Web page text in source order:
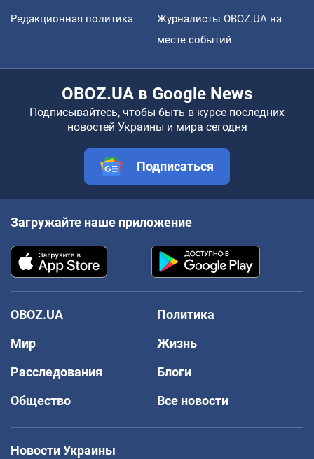
Редакционная политика
Журналисты OBOZ.UA на
месте событий
OBOZ.UA в Google News
Подписывайтесь, чтобы быть в курсе последних
новостей Украины и мира сегодня
Подписаться
Загружайте наше приложение
OBOZ.UA
Политика
Мир
Жизнь
Расследования
Блоги
Общество
Все новости
Новости Украины